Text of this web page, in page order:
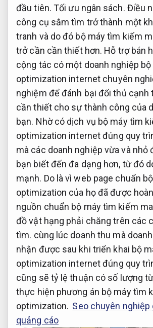
đầu tiên. Tối ưu ngân sách. Điều
công cụ sắm tìm trở thành một
tranh và do đó bộ máy tìm kiếm
trở cần cần thiết hơn. Hỗ trợ bán
cộng tác có một doanh nghiệp
optimization internet chuyên
nghiệm để đánh bại đối thủ cạnh
cần thiết cho sự thành công của
bạn. Nhờ có dịch vụ bộ máy tìm
optimization internet đúng quy
mà các doanh nghiệp vừa và nhỏ
bạn biết đến đa dạng hơn, từ đó
mạnh. Do là vì web page chuẩn
optimization của họ đã được
nguồn chuẩn bộ máy tìm kiếm
đồ vật hạng phải chăng trên các
tìm. cùng lúc doanh thu mà
nhận được sau khi triển khai bộ
optimization internet đúng quy
cũng sẽ tỷ lệ thuận có số lượng
thực hiện phương án bộ máy tìm
optimization. Seo chuyên
quảng cáo